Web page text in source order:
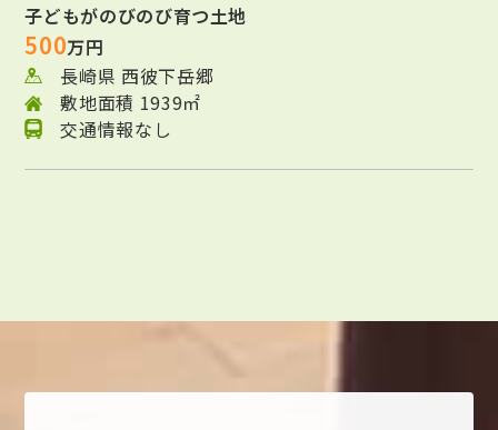
子どもがのびのび育つ土地
500万円
長崎県 西彼下岳郷
敷地面積 1939㎡
交通情報なし